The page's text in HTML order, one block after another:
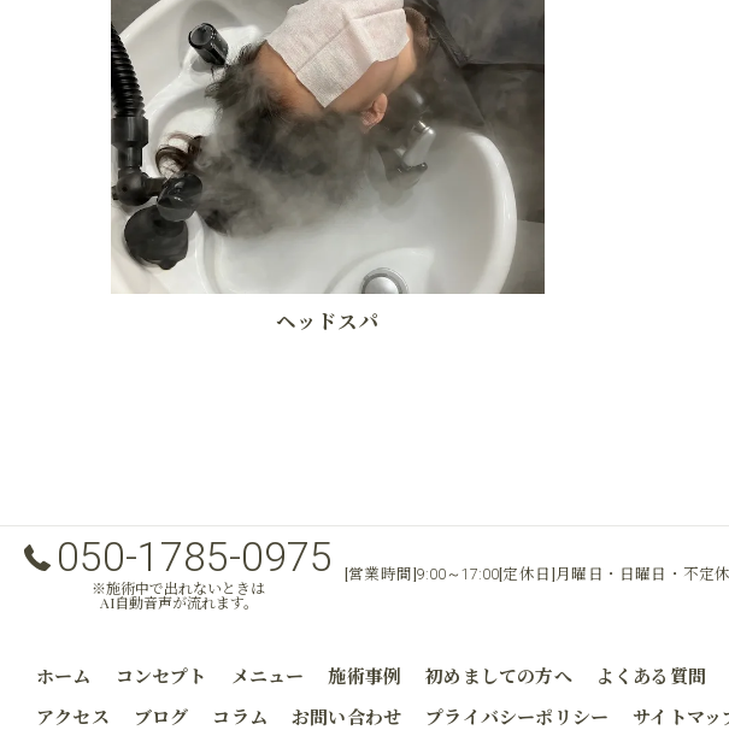
ヘッドスパ
050-1785-0975
※施術中で出れないときは
AI自動音声が流れます。
[営業時間]9:00～17:00[定休日]月曜日・日曜日・不定休
ホーム コンセプト メニュー 施術事例 初めましての方へ よくある質問
アクセス
ブログ コラム お問い合わせ プライバシーポリシー サイトマッ